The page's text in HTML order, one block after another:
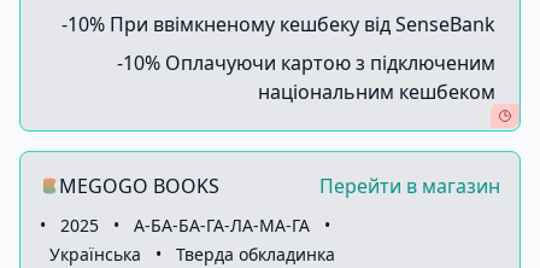
-10% При ввімкненому кешбеку від SenseBank
-10% Оплачуючи картою з підключеним
національним кешбеком
MEGOGO BOOKS Перейти в магазин
• 2025 • А-БА-БА-ГА-ЛА-МА-ГА
•
Українська
• Тверда обкладинка